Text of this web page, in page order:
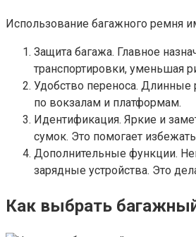
Использование багажного ремня
Защита багажа. Главное
транспортировки, уменьшая
Удобство переноса. Длинные
по вокзалам и платформам.
Идентификация. Яркие и
сумок. Это помогает
Дополнительные функции.
зарядные устройства. Это
Как выбрать